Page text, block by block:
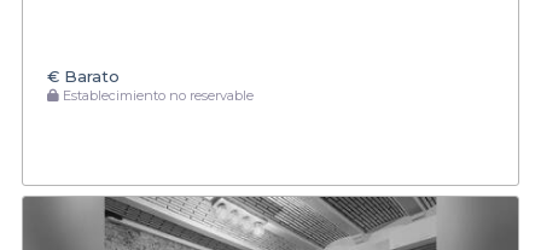
€ Barato
Establecimiento no reservable